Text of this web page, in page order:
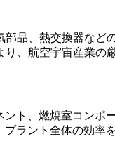
部品、熱交換器など
、航空宇宙産業の
ント、燃焼室コンポ
ラント全体の効率